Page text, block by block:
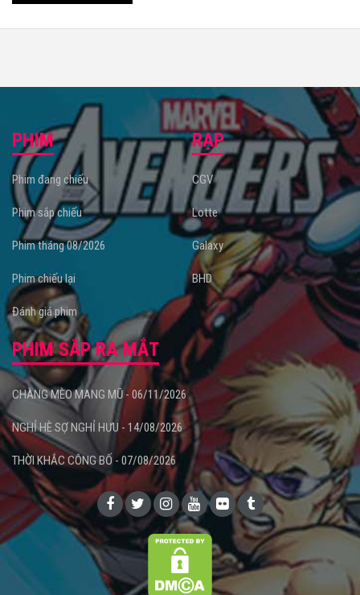
PHIM
Phim đang chiếu
Phim sắp chiếu
Phim tháng 08/2026
Phim chiếu lại
Đánh giá phim
RẠP
CGV
Lotte
Galaxy
BHD
PHIM SẮP RA MẮT
CHÀNG MÈO MANG MŨ - 06/11/2026
NGHỈ HÈ SỢ NGHỈ HƯU - 14/08/2026
THỜI KHẮC CÔNG BỐ - 07/08/2026